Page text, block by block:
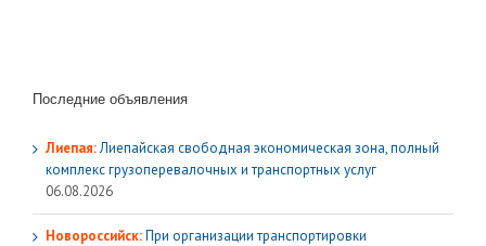
Последние объявления
Лиепая:Лиепайская свободная экономическая зона, полный
комплекс грузoперевалочных и транспортных услуг
06.08.2026
Новороссийск:При организации транспортировки